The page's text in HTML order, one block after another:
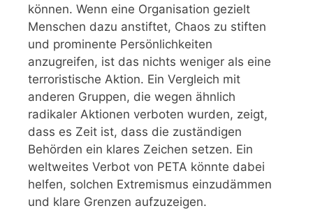
können. Wenn eine Organisation gezielt
Menschen dazu anstiftet, Chaos zu stiften
und prominente Persönlichkeiten
anzugreifen, ist das nichts weniger als eine
terroristische Aktion. Ein Vergleich mit
anderen Gruppen, die wegen ähnlich
radikaler Aktionen verboten wurden, zeigt,
dass es Zeit ist, dass die zuständigen
Behörden ein klares Zeichen setzen. Ein
weltweites Verbot von PETA könnte dabei
helfen, solchen Extremismus einzudämmen
und klare Grenzen aufzuzeigen.